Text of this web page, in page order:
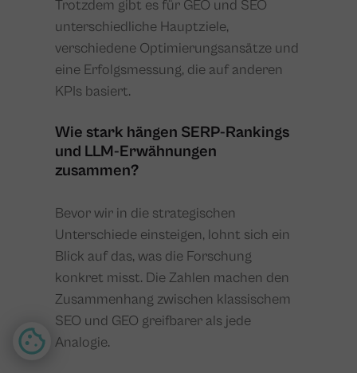
Trotzdem gibt es für GEO und SEO
unterschiedliche Hauptziele,
verschiedene Optimierungsansätze und
eine Erfolgsmessung, die auf anderen
KPIs basiert.
Wie stark hängen SERP-Rankings
und LLM-Erwähnungen
zusammen?
Bevor wir in die strategischen
Unterschiede einsteigen, lohnt sich ein
Blick auf das, was die Forschung
konkret misst. Die Zahlen machen den
Zusammenhang zwischen klassischem
SEO und GEO greifbarer als jede
Analogie.